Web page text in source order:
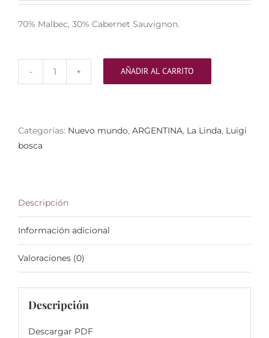
70% Malbec, 30% Cabernet Sauvignon.
La
AÑADIR AL CARRITO
Categorías: Nuevo mundo, ARGENTINA, La Linda, Luigi
bosca
Descripción
Información adicional
Valoraciones (0)
Descripción
Descargar PDF